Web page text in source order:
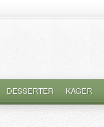
DESSERTER KAGER